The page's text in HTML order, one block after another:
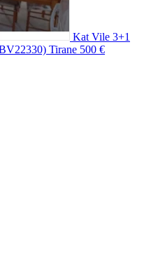
Kat Vile 3+1
Tirane 500 €